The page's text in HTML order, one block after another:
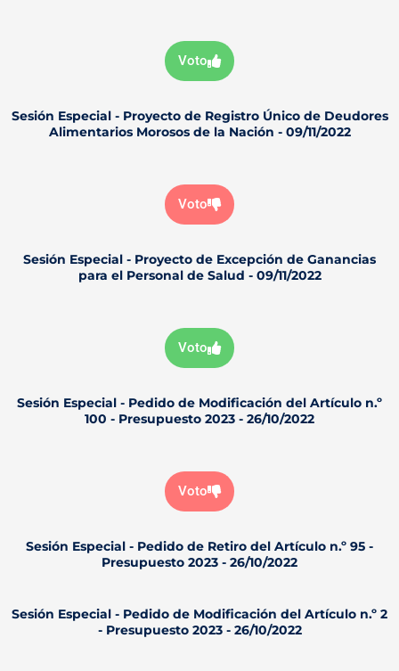
Voto
Sesión Especial - Proyecto de Registro Único de Deudores
Alimentarios Morosos de la Nación - 09/11/2022
Voto
Sesión Especial - Proyecto de Excepción de Ganancias
para el Personal de Salud - 09/11/2022
Voto
Sesión Especial - Pedido de Modificación del Artículo n.º
100 - Presupuesto 2023 - 26/10/2022
Voto
Sesión Especial - Pedido de Retiro del Artículo n.º 95 -
Presupuesto 2023 - 26/10/2022
Sesión Especial - Pedido de Modificación del Artículo n.º 2
- Presupuesto 2023 - 26/10/2022